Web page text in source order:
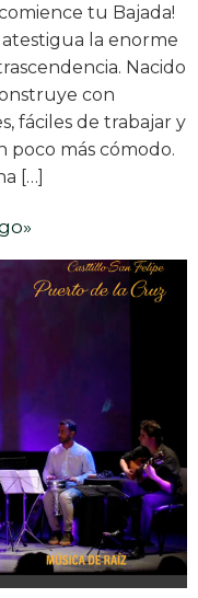
tu Bajada!
atestigua la enorme
Nacido
con
fáciles de trabajar y
más cómodo.
[…]